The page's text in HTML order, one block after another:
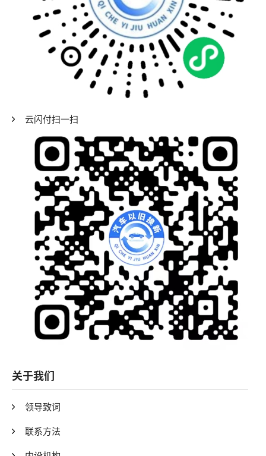
云闪付扫一扫
关于我们
领导致词
联系方法